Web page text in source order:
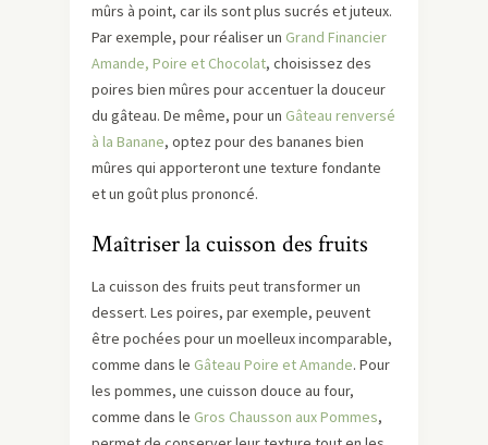
mûrs à point, car ils sont plus sucrés et juteux.
Par exemple, pour réaliser un Grand Financier
Amande, Poire et Chocolat, choisissez des
poires bien mûres pour accentuer la douceur
du gâteau. De même, pour un Gâteau renversé
à la Banane, optez pour des bananes bien
mûres qui apporteront une texture fondante
et un goût plus prononcé.
Maîtriser la cuisson des fruits
La cuisson des fruits peut transformer un
dessert. Les poires, par exemple, peuvent
être pochées pour un moelleux incomparable,
comme dans le Gâteau Poire et Amande. Pour
les pommes, une cuisson douce au four,
comme dans le Gros Chausson aux Pommes,